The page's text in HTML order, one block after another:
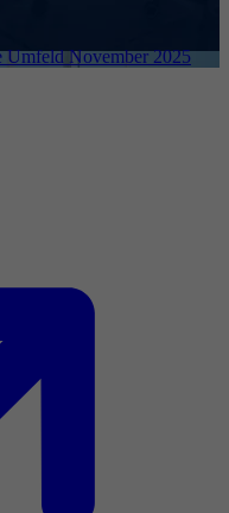
Umfeld November 2025